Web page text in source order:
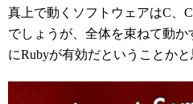
真上で動くソフトウェアはC、
でしょうが、全体を束ねて動
にRubyが有効だということかと